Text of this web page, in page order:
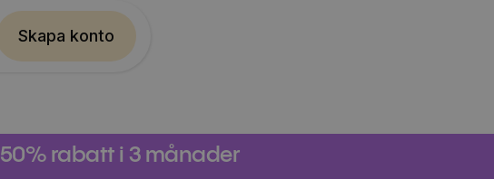
Skapa konto
50% rabatt i 3 månader